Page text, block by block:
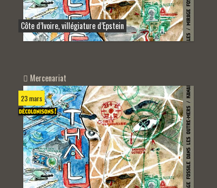
Côte d’Ivoire, villégiature d’Epstein
Mercenariat
23 mars